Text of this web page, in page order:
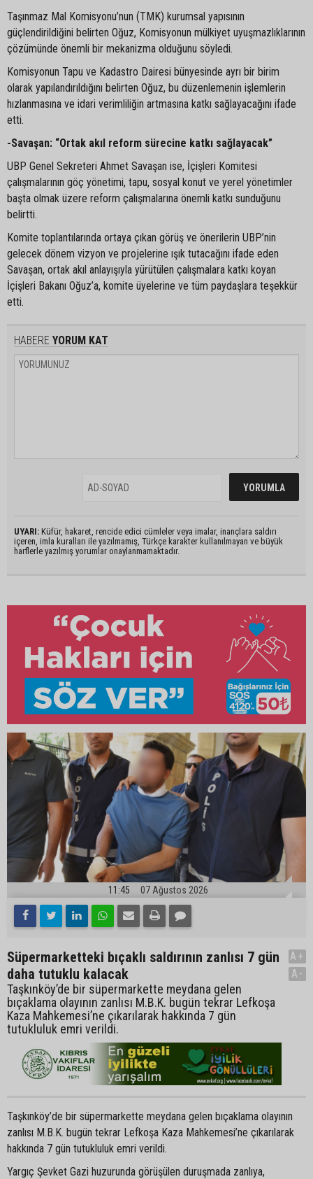
Taşınmaz Mal Komisyonu’nun (TMK) kurumsal yapısının
güçlendirildiğini belirten Oğuz, Komisyonun mülkiyet uyuşmazlıklarının
çözümünde önemli bir mekanizma olduğunu söyledi.
Komisyonun Tapu ve Kadastro Dairesi bünyesinde ayrı bir birim
olarak yapılandırıldığını belirten Oğuz, bu düzenlemenin işlemlerin
hızlanmasına ve idari verimliliğin artmasına katkı sağlayacağını ifade
etti.
-Savaşan: “Ortak akıl reform sürecine katkı sağlayacak”
UBP Genel Sekreteri Ahmet Savaşan ise, İçişleri Komitesi
çalışmalarının göç yönetimi, tapu, sosyal konut ve yerel yönetimler
başta olmak üzere reform çalışmalarına önemli katkı sunduğunu
belirtti.
Komite toplantılarında ortaya çıkan görüş ve önerilerin UBP’nin
gelecek dönem vizyon ve projelerine ışık tutacağını ifade eden
Savaşan, ortak akıl anlayışıyla yürütülen çalışmalara katkı koyan
İçişleri Bakanı Oğuz’a, komite üyelerine ve tüm paydaşlara teşekkür
etti.
HABERE YORUM KAT
UYARI: Küfür, hakaret, rencide edici cümleler veya imalar, inançlara saldırı
içeren, imla kuralları ile yazılmamış, Türkçe karakter kullanılmayan ve büyük
harflerle yazılmış yorumlar onaylanmamaktadır.
11:45 07 Ağustos 2026
Süpermarketteki bıçaklı saldırının zanlısı 7 gün
daha tutuklu kalacak
Taşkınköy’de bir süpermarkette meydana gelen
bıçaklama olayının zanlısı M.B.K. bugün tekrar Lefkoşa
Kaza Mahkemesi’ne çıkarılarak hakkında 7 gün
tutukluluk emri verildi.
A+
A-
Taşkınköy’de bir süpermarkette meydana gelen bıçaklama olayının
zanlısı M.B.K. bugün tekrar Lefkoşa Kaza Mahkemesi’ne çıkarılarak
hakkında 7 gün tutukluluk emri verildi.
Yargıç Şevket Gazi huzurunda görüşülen duruşmada zanlıya,